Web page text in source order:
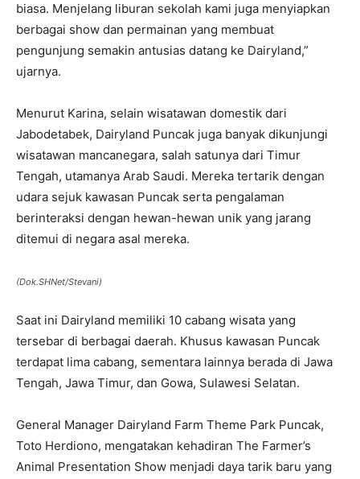
biasa. Menjelang liburan sekolah kami juga menyiapkan
berbagai show dan permainan yang membuat
pengunjung semakin antusias datang ke Dairyland,”
ujarnya.
Menurut Karina, selain wisatawan domestik dari
Jabodetabek, Dairyland Puncak juga banyak dikunjungi
wisatawan mancanegara, salah satunya dari Timur
Tengah, utamanya Arab Saudi. Mereka tertarik dengan
udara sejuk kawasan Puncak serta pengalaman
berinteraksi dengan hewan-hewan unik yang jarang
ditemui di negara asal mereka.
(Dok.SHNet/Stevani)
Saat ini Dairyland memiliki 10 cabang wisata yang
tersebar di berbagai daerah. Khusus kawasan Puncak
terdapat lima cabang, sementara lainnya berada di Jawa
Tengah, Jawa Timur, dan Gowa, Sulawesi Selatan.
General Manager Dairyland Farm Theme Park Puncak,
Toto Herdiono, mengatakan kehadiran The Farmer’s
Animal Presentation Show menjadi daya tarik baru yang